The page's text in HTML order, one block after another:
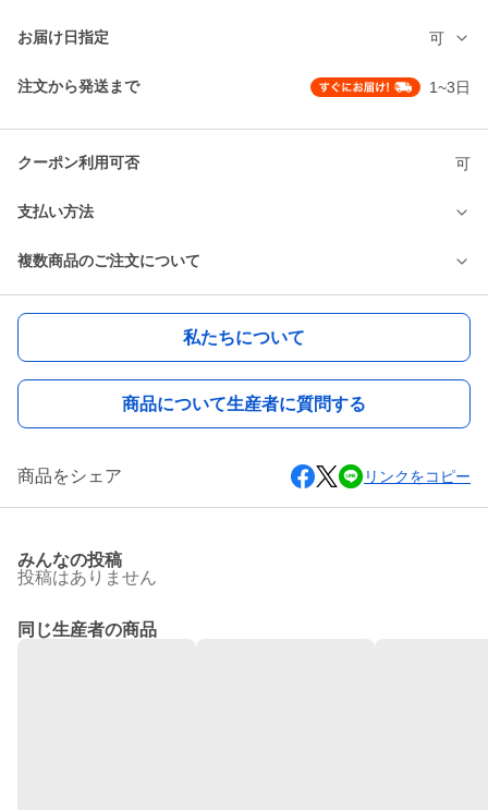
お届け日指定 可
注文から発送まで 1~3日
クーポン利用可否 可
支払い方法
複数商品のご注文について
私たちについて
商品について生産者に質問する
商品をシェア リンクをコピー
みんなの投稿
投稿はありません
同じ生産者の商品